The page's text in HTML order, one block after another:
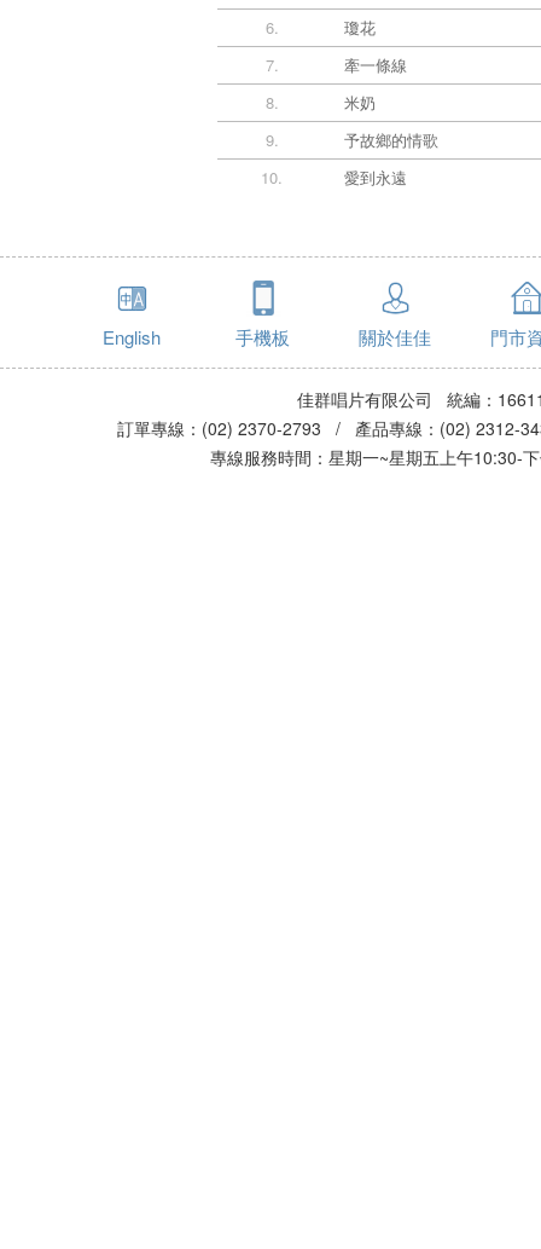
6.
瓊花
7.
牽一條線
8.
米奶
9.
予故鄉的情歌
10.
愛到永遠
English 手機板 關於佳佳 門市
佳群唱片有限公司 統編：
訂單專線：(02) 2370-2793 / 產品專線：(02)
專線服務時間：星期一~星期五上午10:30-